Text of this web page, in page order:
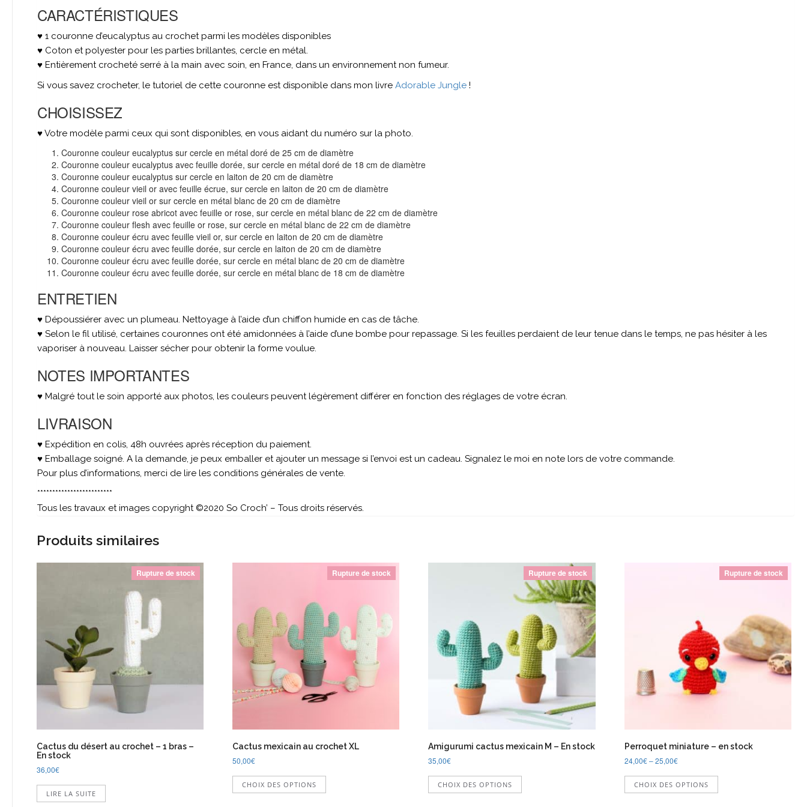
CARACTÉRISTIQUES
♥ 1 couronne d’eucalyptus au crochet parmi les modèles disponibles
♥ Coton et polyester pour les parties brillantes, cercle en métal.
♥ Entièrement crocheté serré à la main avec soin, en France, dans un environnement non fumeur.
Si vous savez crocheter, le tutoriel de cette couronne est disponible dans mon livre Adorable Jungle !
CHOISISSEZ
♥ Votre modèle parmi ceux qui sont disponibles, en vous aidant du numéro sur la photo.
Couronne couleur eucalyptus sur cercle en métal doré de 25 cm de diamètre
Couronne couleur eucalyptus avec feuille dorée, sur cercle en métal doré de 18 cm de diamètre
Couronne couleur eucalyptus sur cercle en laiton de 20 cm de diamètre
Couronne couleur vieil or avec feuille écrue, sur cercle en laiton de 20 cm de diamètre
Couronne couleur vieil or sur cercle en métal blanc de 20 cm de diamètre
Couronne couleur rose abricot avec feuille or rose, sur cercle en métal blanc de 22 cm de diamètre
Couronne couleur flesh avec feuille or rose, sur cercle en métal blanc de 22 cm de diamètre
Couronne couleur écru avec feuille vieil or, sur cercle en laiton de 20 cm de diamètre
Couronne couleur écru avec feuille dorée, sur cercle en laiton de 20 cm de diamètre
Couronne couleur écru avec feuille dorée, sur cercle en métal blanc de 20 cm de diamètre
Couronne couleur écru avec feuille dorée, sur cercle en métal blanc de 18 cm de diamètre
ENTRETIEN
♥ Dépoussiérer avec un plumeau. Nettoyage à l’aide d’un chiffon humide en cas de tâche.
♥ Selon le fil utilisé, certaines couronnes ont été amidonnées à l’aide d’une bombe pour repassage. Si les feuilles perdaient de leur tenue dans le temps, ne pas hésiter à les
vaporiser à nouveau. Laisser sécher pour obtenir la forme voulue.
NOTES IMPORTANTES
♥ Malgré tout le soin apporté aux photos, les couleurs peuvent légèrement différer en fonction des réglages de votre écran.
LIVRAISON
♥ Expédition en colis, 48h ouvrées après réception du paiement.
♥ Emballage soigné. A la demande, je peux emballer et ajouter un message si l’envoi est un cadeau. Signalez le moi en note lors de votre commande.
Pour plus d’informations, merci de lire les conditions générales de vente.
*************************
Tous les travaux et images copyright ©2020 So Croch’ – Tous droits réservés.
Produits similaires
Rupture de stock
Cactus du désert au crochet – 1 bras –
En stock
36,00€
LIRE LA SUITE
Rupture de stock
Cactus mexicain au crochet XL
50,00€
CHOIX DES OPTIONS
Ce
Rupture de stock
Amigurumi cactus mexicain M – En stock
35,00€
CHOIX DES OPTIONS
Ce
Rupture de stock
Perroquet miniature – en stock
24,00€–25,00€
CHOIX DES OPTIONS
Ce